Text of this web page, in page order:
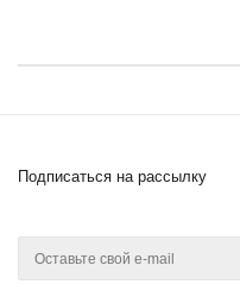
Подписаться на рассылку